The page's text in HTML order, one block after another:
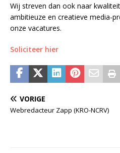
Wij streven dan ook naar
ambitieuze en creatieve media-
onze vacatures.
Soliciteer hier
VORIGE
Webredacteur Zapp (KRO-NCRV)